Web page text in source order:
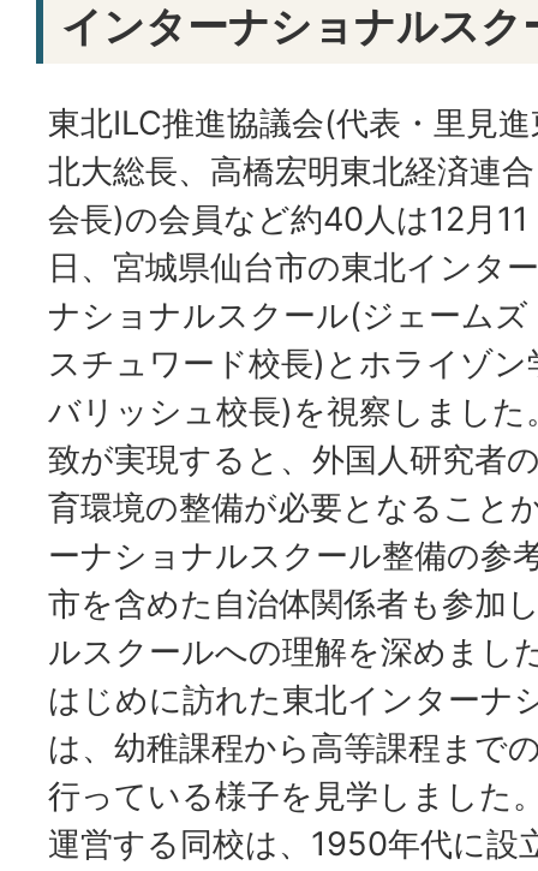
インターナショナルスク
東北ILC推進協議会(代表・里見
北大総長、高橋宏明東北経済連合
会長)の会員など約40人は12月11
日、宮城県仙台市の東北インター
ナショナルスクール(ジェームズ
スチュワード校長)とホライゾ
バリッシュ校長)を視察しました
致が実現すると、外国人研究者
育環境の整備が必要となること
ーナショナルスクール整備の参
市を含めた自治体関係者も参加
ルスクールへの理解を深めまし
はじめに訪れた東北インターナ
は、幼稚課程から高等課程まで
行っている様子を見学しました
運営する同校は、1950年代に設